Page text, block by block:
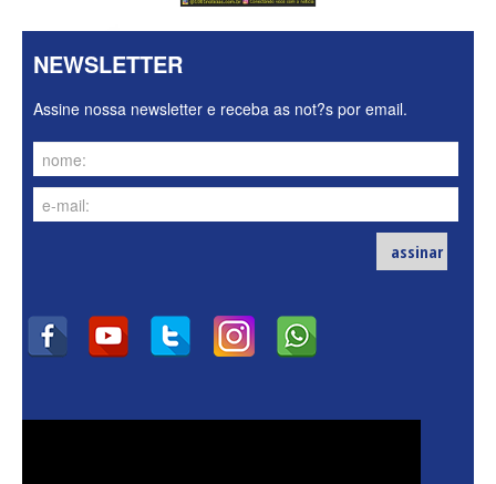
NEWSLETTER
Assine nossa newsletter e receba as not?s por email.